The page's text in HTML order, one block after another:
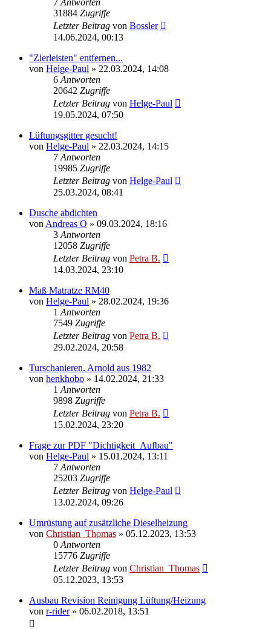
31884 Zugriffe
Letzter Beitrag von Bossler
14.06.2024, 00:13
"Zierleisten" entfernen...
von Helge-Paul » 22.03.2024, 14:08
6 Antworten
20642 Zugriffe
Letzter Beitrag von Helge-Paul
19.05.2024, 07:50
Lüftungsgitter gesucht!
von Helge-Paul » 22.03.2024, 14:15
7 Antworten
19985 Zugriffe
Letzter Beitrag von Helge-Paul
25.03.2024, 08:41
Dusche abdichten
von Andreas O » 09.03.2024, 18:16
3 Antworten
12058 Zugriffe
Letzter Beitrag von Petra B.
14.03.2024, 23:10
Maß Matratze RM40
von Helge-Paul » 28.02.2024, 19:36
1 Antworten
7549 Zugriffe
Letzter Beitrag von Petra B.
29.02.2024, 20:58
Turschanieren. Arnold aus 1982
von henkhobo » 14.02.2024, 21:33
1 Antworten
9898 Zugriffe
Letzter Beitrag von Petra B.
15.02.2024, 23:20
Frage zur PDF "Dichtigkeit_Aufbau"
von Helge-Paul » 15.01.2024, 13:11
7 Antworten
25203 Zugriffe
Letzter Beitrag von Helge-Paul
13.02.2024, 09:26
Umrüstung auf zusätzliche Dieselheizung
von Christian_Thomas » 05.12.2023, 13:53
0 Antworten
15776 Zugriffe
Letzter Beitrag von Christian_Thomas
05.12.2023, 13:53
Ausbau Revision Reinigung Lüftung/Heizung
von r-rider» 06.02.2018, 13:51